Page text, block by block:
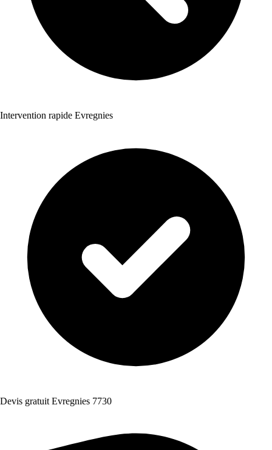
Intervention rapide Evregnies
Devis gratuit Evregnies 7730